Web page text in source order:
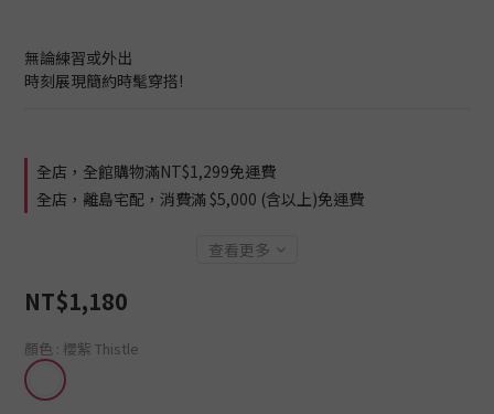
無論練習或外出
時刻展現簡約時髦穿搭!
全店，全館購物滿NT$1,299免運費
全店，離島宅配，消費滿 $5,000 (含以上)免運費
查看更多
NT$1,180
顏色 : 櫻紫 Thistle